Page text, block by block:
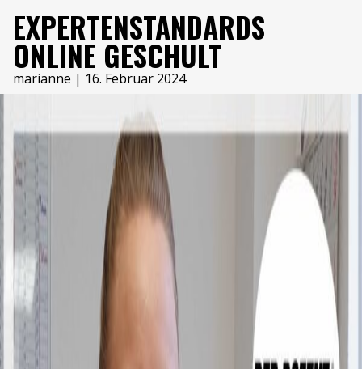
ONLINE-KURS
EXPERTENSTANDARDS
ONLINE GESCHULT
marianne | 16. Februar 2024